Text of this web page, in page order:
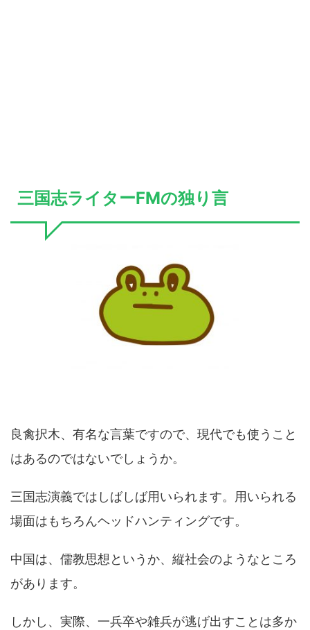
三国志ライターFMの独り言
良禽択木、有名な言葉ですので、現代でも使うこと
はあるのではないでしょうか。
三国志演義ではしばしば用いられます。用いられる
場面はもちろんヘッドハンティングです。
中国は、儒教思想というか、縦社会のようなところ
があります。
しかし、実際、一兵卒や雑兵が逃げ出すことは多か